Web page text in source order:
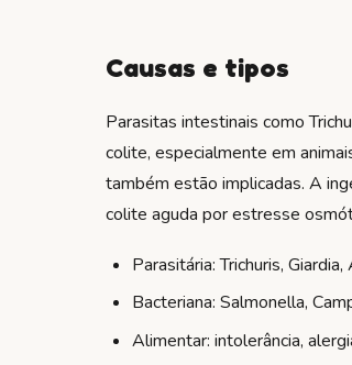
Causas e tipos
Parasitas intestinais como
colite, especialmente em
também estão implicadas. A
colite aguda por estresse
Parasitária: Trichuris,
Bacteriana: Salmonella,
Alimentar: intolerância,